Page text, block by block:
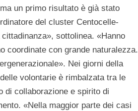
un primo risultato è già stato
del cluster Centocelle-
sottolinea. «Hanno
coordinate con grande naturalezza.
Nei giorni della
volontarie è rimbalzata tra le
di collaborazione e spirito di
«Nella maggior parte dei casi